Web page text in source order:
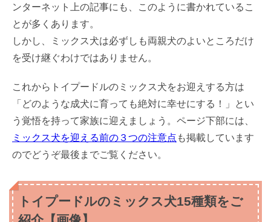
ンターネット上の記事にも、このように書かれているこ
とが多くあります。
しかし、ミックス犬は必ずしも両親犬のよいところだけ
を受け継ぐわけではありません。
これからトイプードルのミックス犬をお迎えする方は
「どのような成犬に育っても絶対に幸せにする！」とい
う覚悟を持って家族に迎えましょう。ページ下部には、
ミックス犬を迎える前の３つの注意点 も掲載しています
のでどうぞ最後までご覧ください。
トイプードルのミックス犬15種類をご